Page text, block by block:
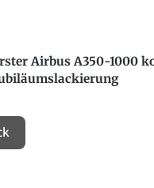
Airbus A350-1000